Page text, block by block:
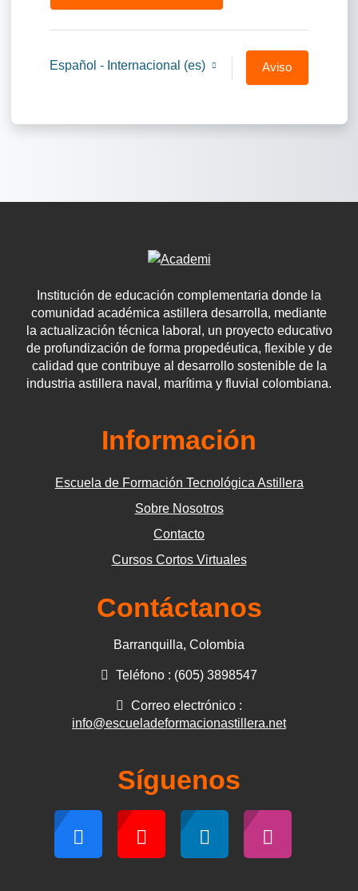
Español - Internacional ‎(es)‎
Aviso
Institución de educación complementaria donde la
comunidad académica astillera desarrolla, mediante
la actualización técnica laboral, un proyecto educativo
de profundización de forma propedéutica, flexible y de
calidad que contribuye al desarrollo sostenible de la
industria astillera naval, marítima y fluvial colombiana.
Información
Escuela de Formación Tecnológica Astillera
Sobre Nosotros
Contacto
Cursos Cortos Virtuales
Contáctanos
Barranquilla, Colombia
Teléfono : (605) 3898547
Correo electrónico :
info@escueladeformacionastillera.net
Síguenos